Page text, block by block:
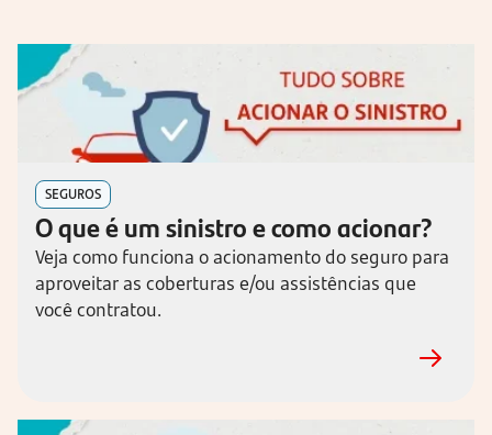
SEGUROS
O que é um sinistro e como acionar?
Veja como funciona o acionamento do seguro para
aproveitar as coberturas e/ou assistências que
você contratou.